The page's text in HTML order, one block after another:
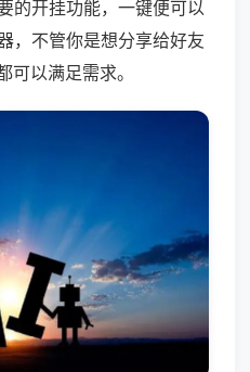
的开挂功能，一键便可以
，不管你是想分享给好友
可以满足需求。